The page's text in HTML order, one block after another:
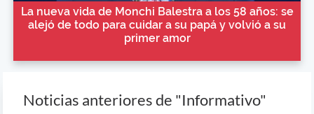
La nueva vida de Monchi Balestra a los 58 años: se
alejó de todo para cuidar a su papá y volvió a su
primer amor
Noticias anteriores de "Informativo"